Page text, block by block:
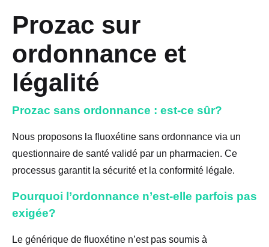
Prozac sur
ordonnance et
légalité
Prozac sans ordonnance : est-ce sûr?
Nous proposons la fluoxétine sans ordonnance via un
questionnaire de santé validé par un pharmacien. Ce
processus garantit la sécurité et la conformité légale.
Pourquoi l’ordonnance n’est-elle parfois pas
exigée?
Le générique de fluoxétine n’est pas soumis à